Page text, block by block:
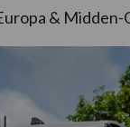
& Midden-